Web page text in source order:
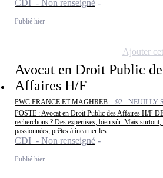
CDI - Non renseigné
Publié hier
Avocat en Droit Public
Affaires H/F
PWC FRANCE ET MAGHREB - 92 - NEUILLY-
POSTE : Avocat en Droit Public des Affaires H/F
recherchons ? Des expertises, bien sûr. Mais
passionnées, prêtes à incarner les...
CDI - Non renseigné
Publié hier
Ajouter